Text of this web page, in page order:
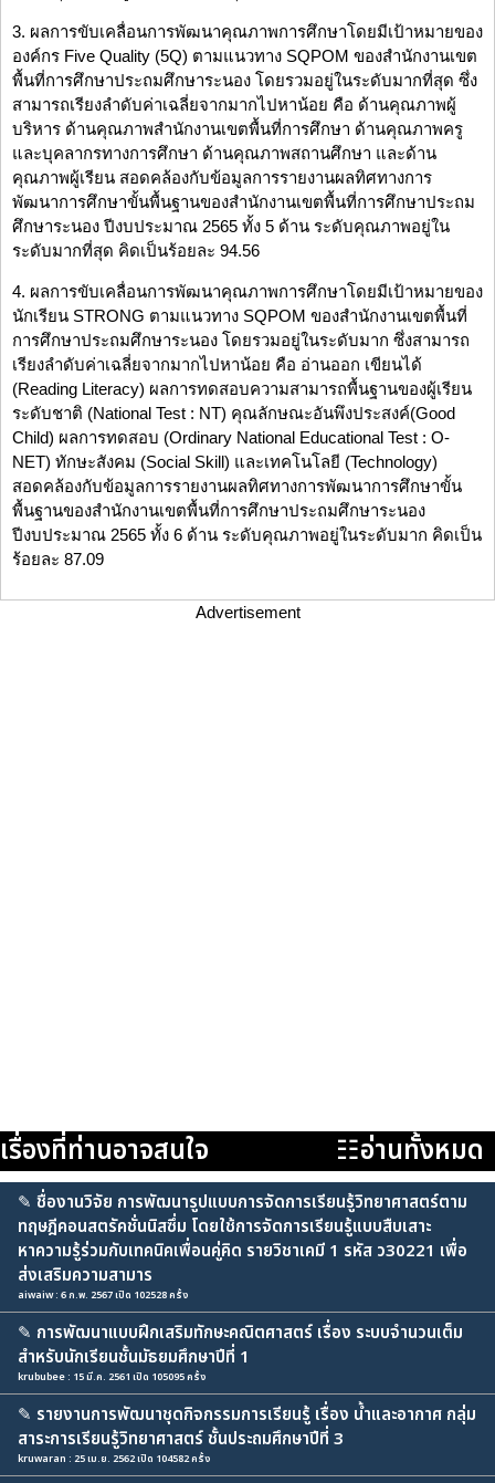
3. ผลการขับเคลื่อนการพัฒนาคุณภาพการศึกษาโดยมีเป้าหมายของ
องค์กร Five Quality (5Q) ตามแนวทาง SQPOM ของสำนักงานเขต
พื้นที่การศึกษาประถมศึกษาระนอง โดยรวมอยู่ในระดับมากที่สุด ซึ่ง
สามารถเรียงลำดับค่าเฉลี่ยจากมากไปหาน้อย คือ ด้านคุณภาพผู้
บริหาร ด้านคุณภาพสำนักงานเขตพื้นที่การศึกษา ด้านคุณภาพครู
และบุคลากรทางการศึกษา ด้านคุณภาพสถานศึกษา และด้าน
คุณภาพผู้เรียน สอดคล้องกับข้อมูลการรายงานผลทิศทางการ
พัฒนาการศึกษาขั้นพื้นฐานของสำนักงานเขตพื้นที่การศึกษาประถม
ศึกษาระนอง ปีงบประมาณ 2565 ทั้ง 5 ด้าน ระดับคุณภาพอยู่ใน
ระดับมากที่สุด คิดเป็นร้อยละ 94.56
4. ผลการขับเคลื่อนการพัฒนาคุณภาพการศึกษาโดยมีเป้าหมายของ
นักเรียน STRONG ตามแนวทาง SQPOM ของสำนักงานเขตพื้นที่
การศึกษาประถมศึกษาระนอง โดยรวมอยู่ในระดับมาก ซึ่งสามารถ
เรียงลำดับค่าเฉลี่ยจากมากไปหาน้อย คือ อ่านออก เขียนได้
(Reading Literacy) ผลการทดสอบความสามารถพื้นฐานของผู้เรียน
ระดับชาติ (National Test : NT) คุณลักษณะอันพึงประสงค์(Good
Child) ผลการทดสอบ (Ordinary National Educational Test : O-
NET) ทักษะสังคม (Social Skill) และเทคโนโลยี (Technology)
สอดคล้องกับข้อมูลการรายงานผลทิศทางการพัฒนาการศึกษาขั้น
พื้นฐานของสำนักงานเขตพื้นที่การศึกษาประถมศึกษาระนอง
ปีงบประมาณ 2565 ทั้ง 6 ด้าน ระดับคุณภาพอยู่ในระดับมาก คิดเป็น
ร้อยละ 87.09
Advertisement
เรื่องที่ท่านอาจสนใจ ☷อ่านทั้งหมด
✎ ชื่องานวิจัย การพัฒนารูปแบบการจัดการเรียนรู้วิทยาศาสตร์ตาม
ทฤษฎีคอนสตรัคชั่นนิสซึ่ม โดยใช้การจัดการเรียนรู้แบบสืบเสาะ
หาความรู้ร่วมกับเทคนิคเพื่อนคู่คิด รายวิชาเคมี 1 รหัส ว30221 เพื่อ
ส่งเสริมความสามาร
aiwaiw : 6 ก.พ. 2567 เปิด 102528 ครั้ง
✎ การพัฒนาแบบฝึกเสริมทักษะคณิตศาสตร์ เรื่อง ระบบจำนวนเต็ม
สำหรับนักเรียนชั้นมัธยมศึกษาปีที่ 1
krububee : 15 มี.ค. 2561 เปิด 105095 ครั้ง
✎ รายงานการพัฒนาชุดกิจกรรมการเรียนรู้ เรื่อง น้ำและอากาศ กลุ่ม
สาระการเรียนรู้วิทยาศาสตร์ ชั้นประถมศึกษาปีที่ 3
kruwaran : 25 เม.ย. 2562 เปิด 104582 ครั้ง